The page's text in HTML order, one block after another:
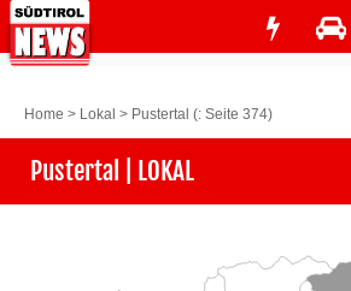
Home > Lokal > Pustertal (: Seite 374)
Pustertal | LOKAL